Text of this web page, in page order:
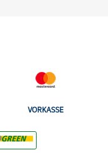
VORKASSE